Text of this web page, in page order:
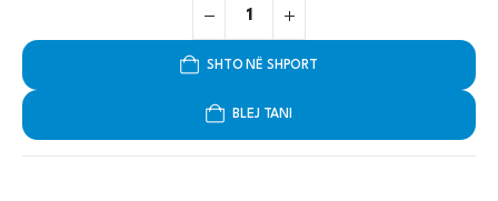
SHTO NË SHPORT
BLEJ TANI